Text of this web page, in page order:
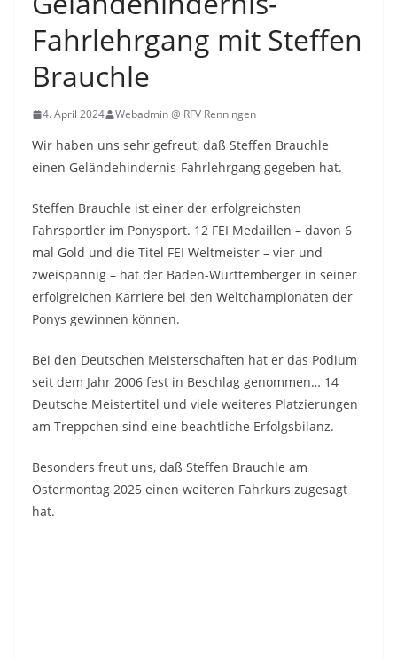
Fahrlehrgang mit Steffen
Brauchle
4. April 2024 Webadmin @ RFV Renningen
Wir haben uns sehr gefreut, daß Steffen Brauchle
einen Geländehindernis-Fahrlehrgang gegeben hat.
Steffen Brauchle ist einer der erfolgreichsten
Fahrsportler im Ponysport. 12 FEI Medaillen – davon 6
mal Gold und die Titel FEI Weltmeister – vier und
zweispännig – hat der Baden-Württemberger in seiner
erfolgreichen Karriere bei den Weltchampionaten der
Ponys gewinnen können.
Bei den Deutschen Meisterschaften hat er das Podium
seit dem Jahr 2006 fest in Beschlag genommen… 14
Deutsche Meistertitel und viele weiteres Platzierungen
am Treppchen sind eine beachtliche Erfolgsbilanz.
Besonders freut uns, daß Steffen Brauchle am
Ostermontag 2025 einen weiteren Fahrkurs zugesagt
hat.